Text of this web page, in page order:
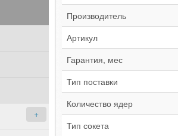
Производитель
Артикул
Гарантия, мес
Тип поставки
Количество ядер
Тип сокета